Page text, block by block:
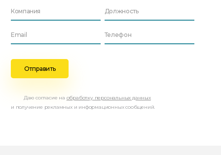
Даю согласие на обработку персональных данных
и получение рекламных и информационных сообщений.